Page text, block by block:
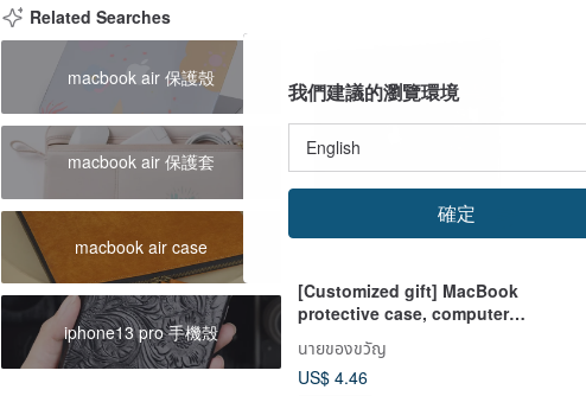
Related Searches
macbook air 保護殼
macbook air 保護套
macbook air case
iphone13 pro 手機殼
[Customized gift] MacBook
protective case, computer
design
นายของขวัญ
US$ 4.46
我們建議的瀏覽環境
確定